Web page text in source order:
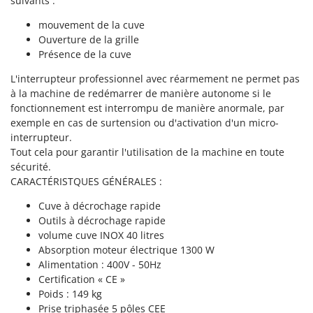
Master
Mastercook
Masterpro
MCH
Michelin
Mille
Minox
Mockmill
MOSA
MOVA
Mowox
MTD
mouvement de la cuve
Ouverture de la grille
Présence de la cuve
L'interrupteur professionnel avec réarmement ne permet pas
à la machine de redémarrer de manière autonome si le
fonctionnement est interrompu de manière anormale, par
exemple en cas de surtension ou d'activation d'un micro-
interrupteur.
Tout cela pour garantir l'utilisation de la machine en toute
sécurité.
CARACTÉRISTQUES GÉNÉRALES :
Cuve à décrochage rapide
Outils à décrochage rapide
volume cuve INOX 40 litres
Absorption moteur électrique 1300 W
Alimentation : 400V - 50Hz
Certification « CE »
Poids : 149 kg
Prise triphasée 5 pôles CEE